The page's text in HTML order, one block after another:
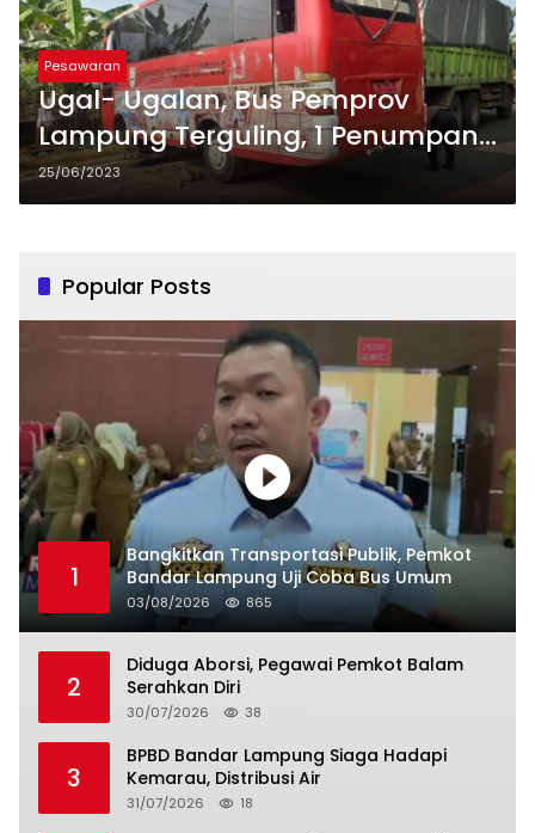
Pesawaran
Ugal- Ugalan, Bus Pemprov
Lampung Terguling, 1 Penumpang
Tewas
25/06/2023
Popular Posts
1
Bangkitkan Transportasi Publik, Pemkot
Bandar Lampung Uji Coba Bus Umum
03/08/2026 865
2
Diduga Aborsi, Pegawai Pemkot Balam
Serahkan Diri
30/07/2026 38
3
BPBD Bandar Lampung Siaga Hadapi
Kemarau, Distribusi Air
31/07/2026 18